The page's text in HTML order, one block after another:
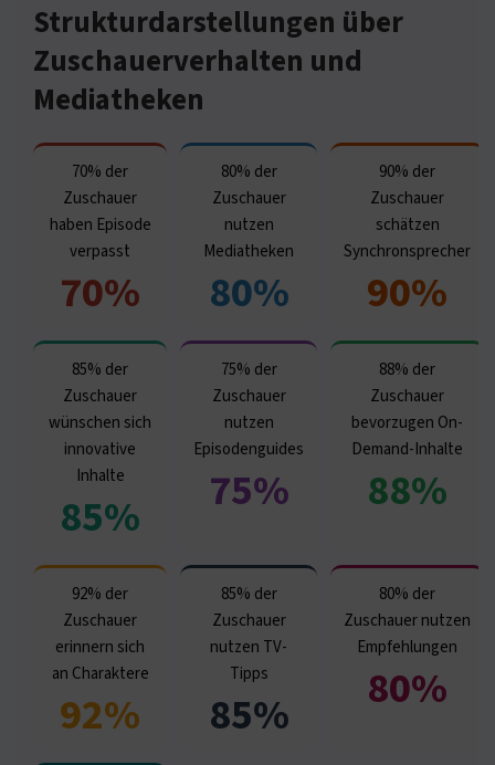
Strukturdarstellungen über
Zuschauerverhalten und
Mediatheken
70% der
Zuschauer
haben Episode
verpasst
70%
80% der
Zuschauer
nutzen
Mediatheken
80%
90% der
Zuschauer
schätzen
Synchronsprecher
90%
85% der
Zuschauer
wünschen sich
innovative
Inhalte
85%
75% der
Zuschauer
nutzen
Episodenguides
75%
88% der
Zuschauer
bevorzugen On-
Demand-Inhalte
88%
92% der
Zuschauer
erinnern sich
an Charaktere
92%
85% der
Zuschauer
nutzen TV-
Tipps
85%
80% der
Zuschauer nutzen
Empfehlungen
80%